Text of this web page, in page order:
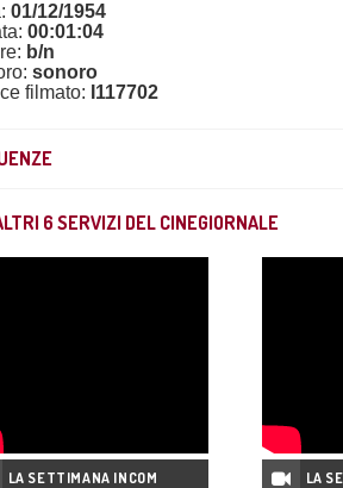
01/12/1954
00:01:04
b/n
sonoro
filmato: I117702
6 SERVIZI DEL CINEGIORNALE
LA SETTIMANA INCOM
LA